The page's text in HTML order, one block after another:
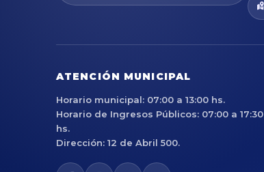
ATENCIÓN MUNICIPAL
Horario municipal: 07:00 a 13:00 hs.
Horario de Ingresos Públicos: 07:00 a 17:30
hs.
Dirección: 12 de Abril 500.